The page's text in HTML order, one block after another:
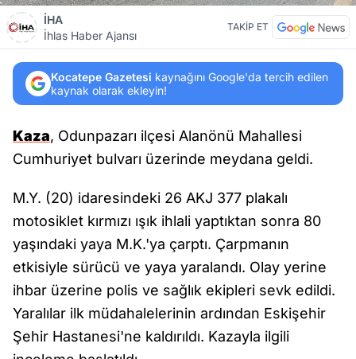
İHA
İhlas Haber Ajansı
TAKİP ET
Kocatepe Gazetesi kaynağını Google'da tercih edilen
kaynak olarak ekleyin!
Kaza, Odunpazarı ilçesi Alanönü Mahallesi
Cumhuriyet bulvarı üzerinde meydana geldi.
M.Y. (20) idaresindeki 26 AKJ 377 plakalı
motosiklet kırmızı ışık ihlali yaptıktan sonra 80
yaşındaki yaya M.K.'ya çarptı. Çarpmanın
etkisiyle sürücü ve yaya yaralandı. Olay yerine
ihbar üzerine polis ve sağlık ekipleri sevk edildi.
Yaralılar ilk müdahalelerinin ardından Eskişehir
Şehir Hastanesi'ne kaldırıldı. Kazayla ilgili